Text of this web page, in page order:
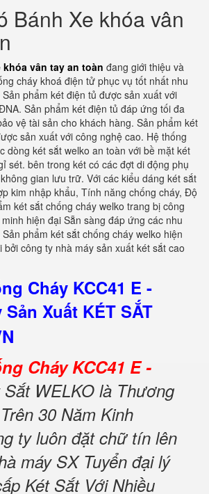
Bánh Xe khóa vân
khóa vân tay an toàn đang giới thiệu và
cháy khoá điện tử phục vụ tốt nhất nhu
phẩm két điện tủ được sản xuất với
Sản phẩm két điện tủ đáp ứng tối đa
vệ tài sản cho khách hàng. Sản phẩm két
sản xuất với công nghệ cao. Hệ thống
dòng két sắt welko an toàn với bề mặt két
sét. bên trong két có các đợt di động phụ
gian lưu trữ. Với các kiểu dáng két sắt
kim nhập khẩu, Tính năng chống cháy, Độ
két sắt chống cháy welko trang bị công
hiện đại Sẵn sàng đáp ứng các nhu
phẩm két sắt chống cháy welko hiện
công ty nhà máy sản xuất két sắt cao
Cháy KCC41 E -
Sản Xuất KÉT SẮT
Cháy KCC41 E -
Sắt WELKO là Thương
30 Năm Kinh
ty luôn đặt chữ tín lên
máy SX Tuyển đại lý
Két Sắt Với Nhiều